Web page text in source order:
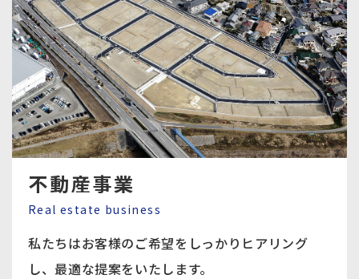
不動産事業
Real estate business
私たちはお客様のご希望をしっかりヒアリング
し、最適な提案をいたします。